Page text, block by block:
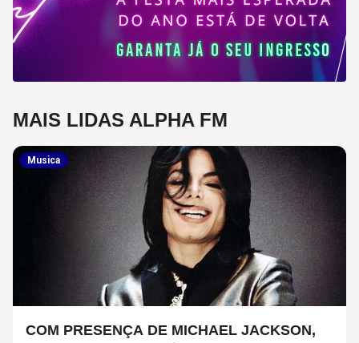
MAIS LIDAS ALPHA FM
Musica
COM PRESENÇA DE MICHAEL JACKSON,